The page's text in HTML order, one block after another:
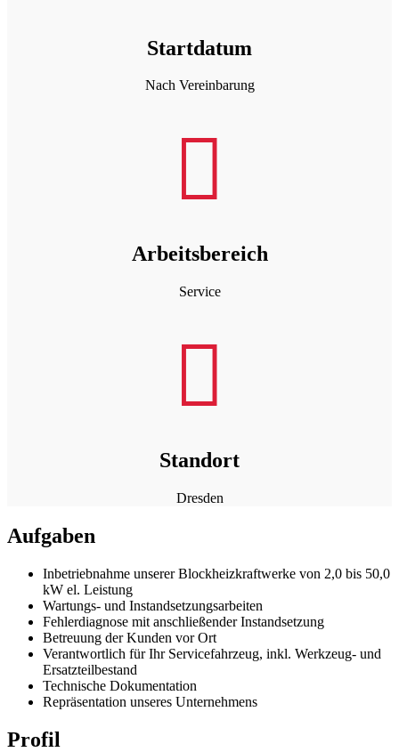
Startdatum
Nach Vereinbarung

Arbeitsbereich
Service

Standort
Dresden
Aufgaben
Inbetriebnahme unserer Blockheizkraftwerke von 2,0 bis 50,0
kW el. Leistung
Wartungs- und Instandsetzungsarbeiten
Fehlerdiagnose mit anschließender Instandsetzung
Betreuung der Kunden vor Ort
Verantwortlich für Ihr Servicefahrzeug, inkl. Werkzeug- und
Ersatzteilbestand
Technische Dokumentation
Repräsentation unseres Unternehmens
Profil